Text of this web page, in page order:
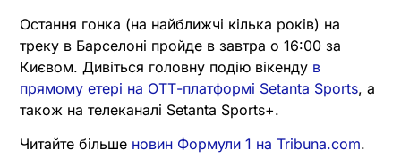
Остання гонка (на найближчі кілька років) на
треку в Барселоні пройде в завтра о 16:00 за
Києвом. Дивіться головну подію вікенду в
прямому етері на ОТТ-платформі Setanta Sports, а
також на телеканалі Setanta Sports+.
Читайте більше новин Формули 1 на Tribuna.com.